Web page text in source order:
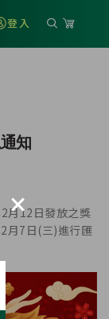
登入
知
月12日發放之獎
月7日(三)進行匯
×